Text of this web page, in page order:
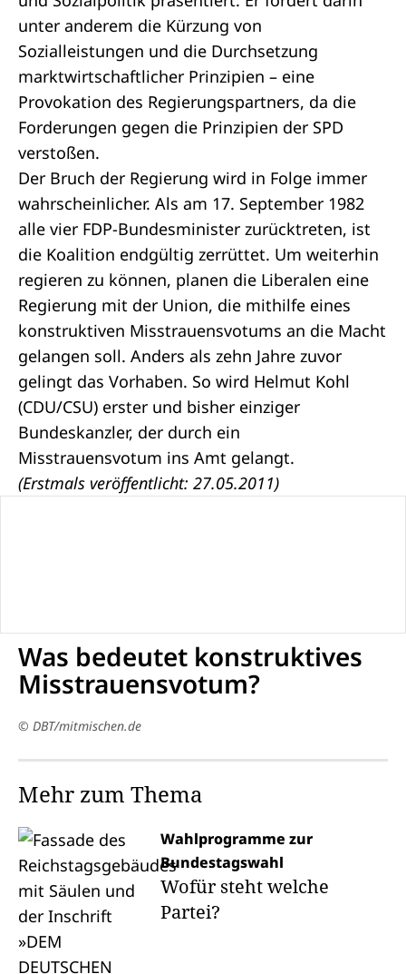
unter anderem die Kürzung von
Sozialleistungen und die Durchsetzung
marktwirtschaftlicher Prinzipien – eine
Provokation des Regierungspartners, da die
Forderungen gegen die Prinzipien der SPD
verstoßen.
Der Bruch der Regierung wird in Folge immer
wahrscheinlicher. Als am 17. September 1982
alle vier FDP-Bundesminister zurücktreten, ist
die Koalition endgültig zerrüttet. Um weiterhin
regieren zu können, planen die Liberalen eine
Regierung mit der Union, die mithilfe eines
konstruktiven Misstrauensvotums an die Macht
gelangen soll. Anders als zehn Jahre zuvor
gelingt das Vorhaben. So wird Helmut Kohl
(CDU/CSU) erster und bisher einziger
Bundeskanzler, der durch ein
Misstrauensvotum ins Amt gelangt.
(Erstmals veröffentlicht: 27.05.2011)
Was bedeutet konstruktives
Misstrauensvotum?
© DBT/mitmischen.de
Mehr zum Thema
Wahlprogramme zur
Bundestagswahl
Wofür steht welche
Partei?